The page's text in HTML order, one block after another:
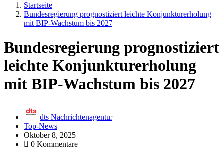
Startseite
Bundesregierung prognostiziert leichte Konjunkturerholung
mit BIP-Wachstum bis 2027
Bundesregierung prognostiziert
leichte Konjunkturerholung
mit BIP-Wachstum bis 2027
dts Nachrichtenagentur
Top-News
Oktober 8, 2025
0 Kommentare